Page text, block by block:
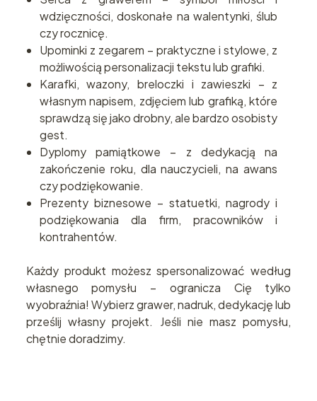
wdzięczności, doskonałe na walentynki, ślub
czy rocznicę.
Upominki z zegarem – praktyczne i stylowe, z
możliwością personalizacji tekstu lub grafiki.
Karafki, wazony, breloczki i zawieszki – z
własnym napisem, zdjęciem lub grafiką, które
sprawdzą się jako drobny, ale bardzo osobisty
gest.
Dyplomy pamiątkowe – z dedykacją na
zakończenie roku, dla nauczycieli, na awans
czy podziękowanie.
Prezenty biznesowe – statuetki, nagrody i
podziękowania dla firm, pracowników i
kontrahentów.
Każdy produkt możesz spersonalizować według
własnego pomysłu – ogranicza Cię tylko
wyobraźnia! Wybierz grawer, nadruk, dedykację lub
prześlij własny projekt. Jeśli nie masz pomysłu,
chętnie doradzimy.